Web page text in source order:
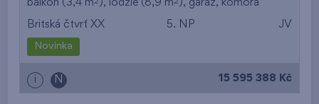
balkon (3,4 m ), lodžie (8,9 m ), garáž, komora
Britská čtvrť XX 5. NP JV
Novinka
i N 15 595 388 Kč